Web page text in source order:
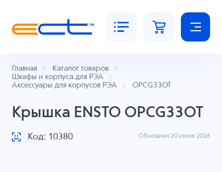
Главная
Каталог товаров
Шкафы и корпуса для РЭА
Аксессуары для корпусов РЭА
OPCG33OT
Крышка ENSTO OPCG33OT
Код: 10380 Обновлен 20 июня 2026